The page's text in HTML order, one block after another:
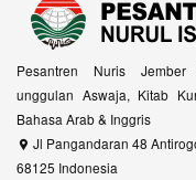
Pesantren Nuris Jember
unggulan Aswaja, Kitab
Bahasa Arab & Inggris
Jl Pangandaran 48
68125 Indonesia